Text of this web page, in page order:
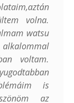
volna.
watsu
voltam.
is
az